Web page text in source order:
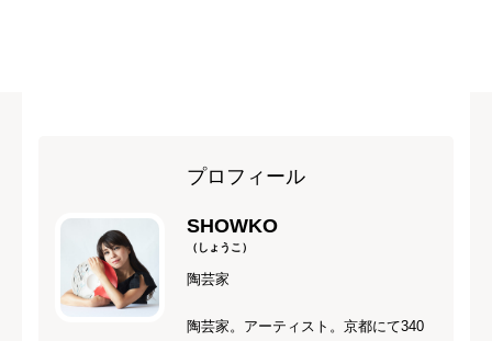
プロフィール
SHOWKO
（しょうこ）
陶芸家
陶芸家。アーティスト。京都にて340